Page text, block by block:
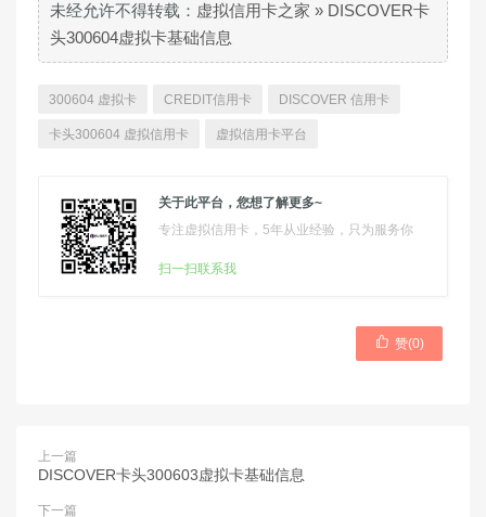
未经允许不得转载： 虚拟信用卡之家 » DISCOVER卡
头300604虚拟卡基础信息
300604 虚拟卡 CREDIT信用卡 DISCOVER 信用卡
卡头300604 虚拟信用卡 虚拟信用卡平台
关于此平台，您想了解更多~
专注虚拟信用卡，5年从业经验，只为服务你
扫一扫联系我
 赞(0)
上一篇
DISCOVER卡头300603虚拟卡基础信息
下一篇